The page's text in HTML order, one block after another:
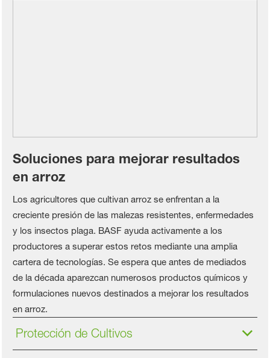
Soluciones para mejorar resultados
en arroz
Los agricultores que cultivan arroz se enfrentan a la
creciente presión de las malezas resistentes, enfermedades
y los insectos plaga. BASF ayuda activamente a los
productores a superar estos retos mediante una amplia
cartera de tecnologías. Se espera que antes de mediados
de la década aparezcan numerosos productos químicos y
formulaciones nuevos destinados a mejorar los resultados
en arroz.
Protección de Cultivos